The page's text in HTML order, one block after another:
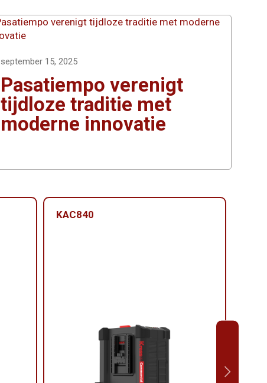
september 15, 2025
Pasatiempo verenigt
tijdloze traditie met
moderne innovatie
KAC840